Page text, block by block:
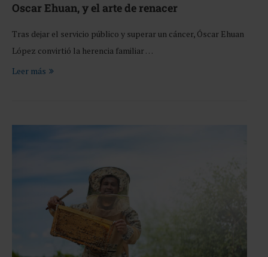
Oscar Ehuan, y el arte de renacer
Tras dejar el servicio público y superar un cáncer, Óscar Ehuan
López convirtió la herencia familiar …
Leer más